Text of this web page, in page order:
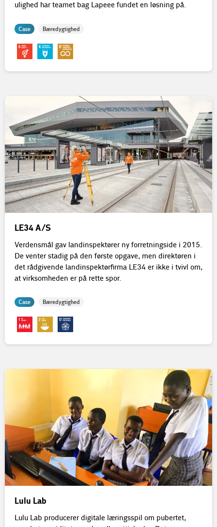
ulighed har teamet bag Lapeee fundet en løsning på.
Case Bæredygtighed
LE34 A/S
Verdensmål gav landinspektører ny forretningside i 2015.
De venter stadig på den første opgave, men direktøren i
det rådgivende landinspektørfirma LE34 er ikke i tvivl om,
at virksomheden er på rette spor.
Case Bæredygtighed
Lulu Lab
Lulu Lab producerer digitale læringsspil om pubertet,